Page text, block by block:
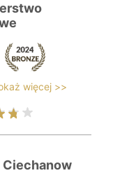
więcej >>
Ciechanow